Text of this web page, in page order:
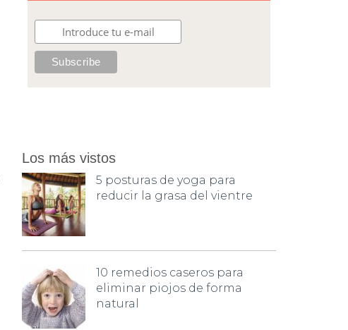
Los más vistos
5 posturas de yoga para
reducir la grasa del vientre
10 remedios caseros para
eliminar piojos de forma
natural